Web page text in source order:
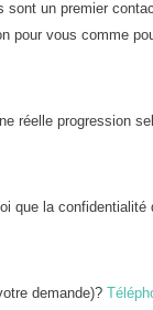
un premier
pour vous comme
réelle progression
que la
demande)?